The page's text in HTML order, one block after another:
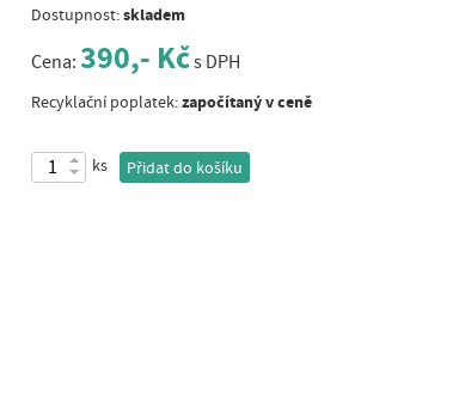
Dostupnost:skladem
Cena: 390,- Kčs DPH
Recyklační poplatek:započítaný v ceně
ks Přidat do košíku